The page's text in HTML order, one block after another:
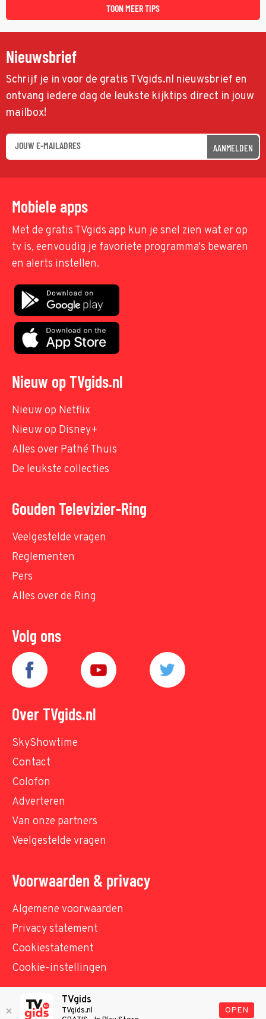
TOON MEER TIPS
Nieuwsbrief
Schrijf je in voor de gratis TVgids.nl nieuwsbrief en
ontvang iedere dag de leukste kijktips direct in jouw
mailbox!
AANMELDEN
Mobiele apps
Met de gratis TVgids app kun je snel zien wat er op
tv is, eenvoudig je favoriete programma's bewaren
en alerts instellen.
Nieuw op TVgids.nl
Nieuw op Netflix
Nieuw op Disney+
Alles over Pathé Thuis
De leukste collecties
Gouden Televizier-Ring
Veelgestelde vragen
Reglementen
Pers
Alles over de Ring
Volg ons
Over TVgids.nl
SkyShowtime
Contact
Colofon
Adverteren
Van onze partners
Veelgestelde vragen
Voorwaarden & privacy
Algemene voorwaarden
Privacy statement
Cookiestatement
Cookie-instellingen
© TVgids.nl 2026 - All rights reserved. No text and
TVgids
TVgids.nl
OPEN